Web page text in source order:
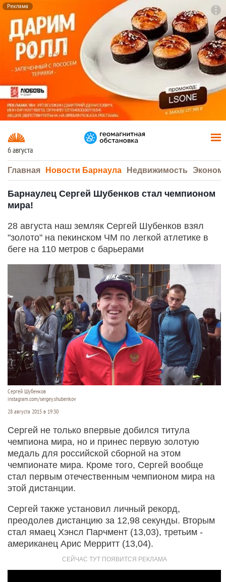
Реклама
6 августа
Главная Новости Барнаула Недвижимость
Барнаулец Сергей Шубенков стал чемпионом
мира!
28 августа наш земляк Сергей Шубенков взял
"золото" на пекинском ЧМ по легкой атлетике в
беге на 110 метров с барьерами
Сергей Шубенков
instagram.com/sergey.shubenkov
28 августа 2015 в 19:30
Сергей не только впервые добился титула
чемпиона мира, но и принес первую золотую
медаль для российской сборной на этом
чемпионате мира. Кроме того, Сергей вообще
стал первым отечественным чемпионом мира на
этой дистанции.
Сергей также установил личный рекорд,
преодолев дистанцию за 12,98 секунды. Вторым
стал ямаец Хэнсл Парчмент (13,03), третьим -
американец Арис Мерритт (13,04).